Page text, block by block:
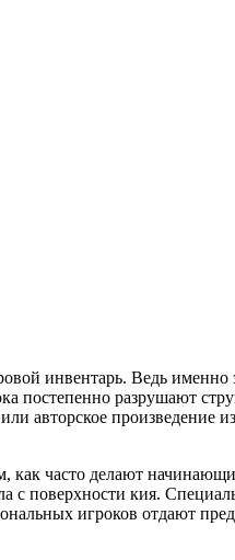
инвентарь. Ведь именно
разрушают
авторское произведение
как часто делают
с поверхности кия.
игроков отдают